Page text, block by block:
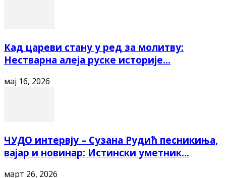
Кад цареви стану у ред за молитву:
Нестварна алеја руске историје...
мај 16, 2026
ЧУДО интервју – Сузана Рудић песникиња,
вајар и новинар: Истински уметник...
март 26, 2026